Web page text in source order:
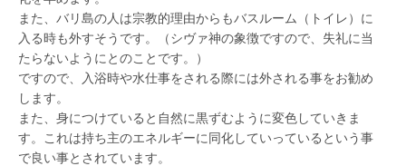
また、バリ島の人は宗教的理由からもバスルーム（トイレ）に
入る時も外すそうです。（シヴァ神の象徴ですので、失礼に当
たらないようにとのことです。）
ですので、入浴時や水仕事をされる際には外される事をお勧め
します。
また、身につけていると自然に黒ずむように変色していきま
す。これは持ち主のエネルギーに同化していっているという事
で良い事とされています。